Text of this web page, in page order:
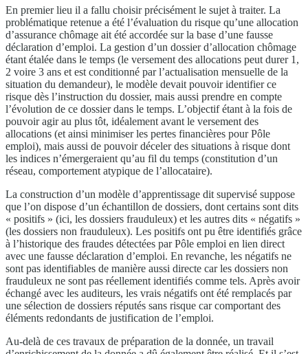
En premier lieu il a fallu choisir précisément le sujet à traiter. La
problématique retenue a été l’évaluation du risque qu’une allocation
d’assurance chômage ait été accordée sur la base d’une fausse
déclaration d’emploi. La gestion d’un dossier d’allocation chômage
étant étalée dans le temps (le versement des allocations peut durer 1,
2 voire 3 ans et est conditionné par l’actualisation mensuelle de la
situation du demandeur), le modèle devait pouvoir identifier ce
risque dès l’instruction du dossier, mais aussi prendre en compte
l’évolution de ce dossier dans le temps. L’objectif étant à la fois de
pouvoir agir au plus tôt, idéalement avant le versement des
allocations (et ainsi minimiser les pertes financières pour Pôle
emploi), mais aussi de pouvoir déceler des situations à risque dont
les indices n’émergeraient qu’au fil du temps (constitution d’un
réseau, comportement atypique de l’allocataire).
La construction d’un modèle d’apprentissage dit supervisé suppose
que l’on dispose d’un échantillon de dossiers, dont certains sont dits
« positifs » (ici, les dossiers frauduleux) et les autres dits « négatifs »
(les dossiers non frauduleux). Les positifs ont pu être identifiés grâce
à l’historique des fraudes détectées par Pôle emploi en lien direct
avec une fausse déclaration d’emploi. En revanche, les négatifs ne
sont pas identifiables de manière aussi directe car les dossiers non
frauduleux ne sont pas réellement identifiés comme tels. Après avoir
échangé avec les auditeurs, les vrais négatifs ont été remplacés par
une sélection de dossiers réputés sans risque car comportant des
éléments redondants de justification de l’emploi.
Au-delà de ces travaux de préparation de la donnée, un travail